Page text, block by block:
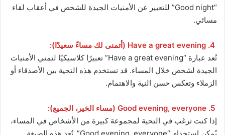
“Good night” للتعبير عن الأمنيات الجيدة للشخص في أعقاب لقاء
مسائي.
4. Have a great evening (أتمنى لك مساءً سعيدًا):
تُعد عبارة “Have a great evening” تعبيرًا كلاسيكيًا لتمني الأمنيات
الجيدة لشخص خلال المساء. قد تستخدم هذه التحية بين الأصدقاء أو
الزملاء وتعكس حسن النية والاهتمام.
5. Good evening, everyone (مساء الخير، الجميع):
إذا كنت ترغب في التحية لمجموعة كبيرة من الأشخاص في المساء،